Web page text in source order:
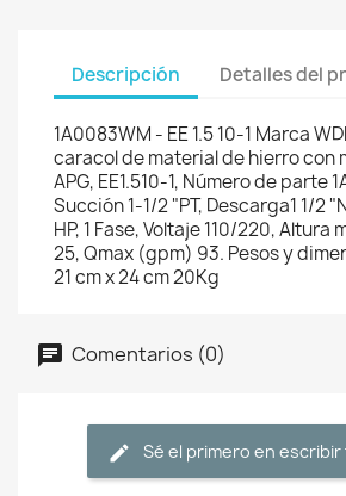
Descripción Detalles del
1A0083WM - EE 1.5 10-1 Marca
caracol de material de hierro con
APG, EE1.510-1, Número de parte
Succión 1-1/2 "PT, Descarga1 1/2
HP, 1 Fase, Voltaje 110/220, Altura
25, Qmax (gpm) 93. Pesos y
21 cm x 24 cm 20Kg
Comentarios (0)
Sé el primero en